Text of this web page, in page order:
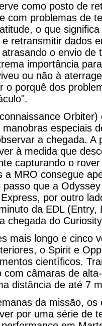
como posto de
com problemas de
o que
retransmitir dados
o envio de
importância
ou não à
o porquê dos
especiais
a chegada. A
à medida que
capturando o
a MRO consegue
que a
por outro
da EDL (Entry,
chegada do
mais longo e cinco
o Spirit e
científicos.
câmaras de
distância de até 7
da missão, os
por uma série de